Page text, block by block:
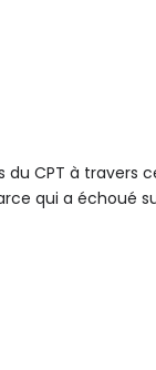
du CPT à
qui a échoué